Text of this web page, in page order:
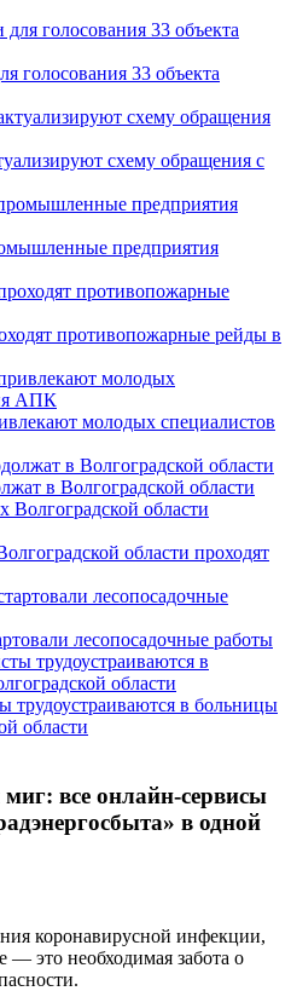
голосования 33 объекта
схему обращения с
предприятия
противопожарные рейды в
молодых специалистов
в Волгоградской области
области проходят
лесопосадочные работы
трудоустраиваются в больницы
области
все онлайн-сервисы
в одной
коронавирусной инфекции,
это необходимая забота о